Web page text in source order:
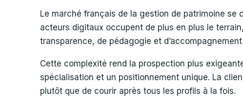
Le marché français de la gestion de patrimoine
acteurs digitaux occupent de plus en plus le
transparence, de pédagogie et
Cette complexité rend la prospection plus
spécialisation et un positionnement unique. La
plutôt que de courir après tous les profils à la fois.